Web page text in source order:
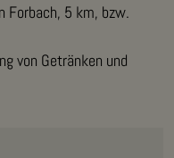
Forbach, 5 km, bzw.
von Getränken und